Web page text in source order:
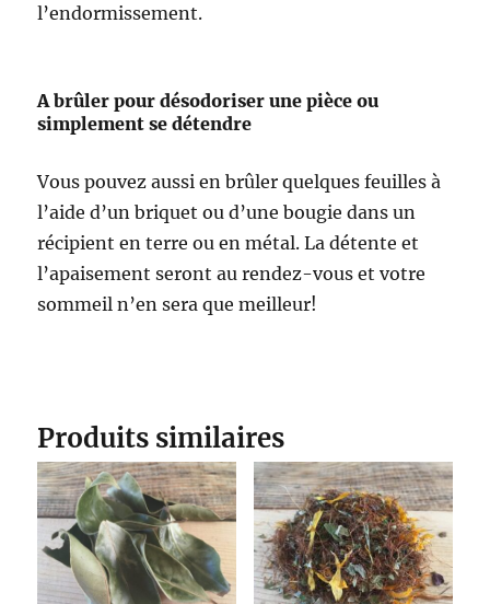
l’endormissement.
A brûler pour désodoriser une pièce ou
simplement se détendre
Vous pouvez aussi en brûler quelques feuilles à
l’aide d’un briquet ou d’une bougie dans un
récipient en terre ou en métal. La détente et
l’apaisement seront au rendez-vous et votre
sommeil n’en sera que meilleur!
Produits similaires